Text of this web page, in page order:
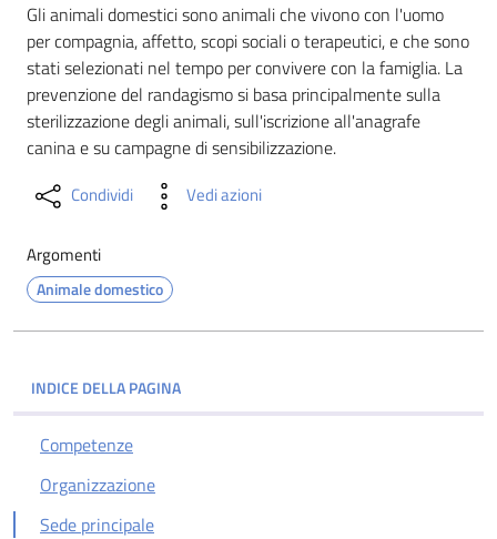
Gli animali domestici sono animali che vivono con l'uomo
per compagnia, affetto, scopi sociali o terapeutici, e che sono
stati selezionati nel tempo per convivere con la famiglia. La
prevenzione del randagismo si basa principalmente sulla
sterilizzazione degli animali, sull'iscrizione all'anagrafe
canina e su campagne di sensibilizzazione.
Condividi Vedi azioni
Argomenti
Animale domestico
INDICE DELLA PAGINA
Competenze
Organizzazione
Sede principale